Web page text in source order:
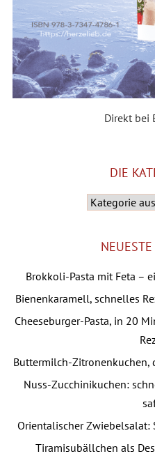
Direkt bei
DIE
Brokkoli-Pasta mit Feta –
Bienenkaramell, schnelles
Cheeseburger-Pasta, in 20
Buttermilch-Zitronenkuchen,
Nuss-Zucchinikuchen:
Orientalischer Zwiebelsalat:
Tiramisubällchen als